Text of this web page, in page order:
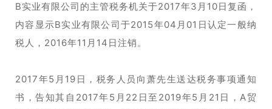
B实业有限公司的主管税务机关于2017年3月10日复函，
内容显示B实业有限公司于2015年04月01日认定一般纳
税人，2016年11月14日注销。
2017年5月19日，税务人员向萧先生送达税务事项通知
书，告知其自2017年5月22日至2019年5月21日，A贸